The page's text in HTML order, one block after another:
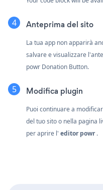
Anteprima del sito
La tua app non apparirà
salvare e visualizzare
powr Donation Button.
Modifica plugin
Puoi continuare a
del tuo sito o nella pagina
per aprire l' editor powr.